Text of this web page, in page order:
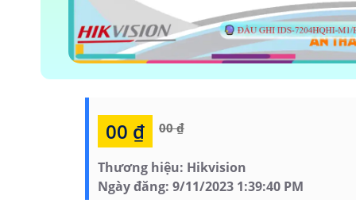
00 ₫ 00 ₫
Thương hiệu: Hikvision
Ngày đăng: 9/11/2023 1:39:40 PM